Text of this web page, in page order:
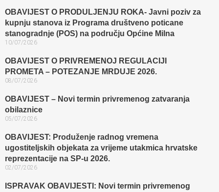
OBAVIJEST O PRODULJENJU ROKA- Javni poziv za
kupnju stanova iz Programa društveno poticane
stanogradnje (POS) na području Općine Milna
10/07/2026
OBAVIJEST O PRIVREMENOJ REGULACIJI
PROMETA – POTEZANJE MRDUJE 2026.
08/07/2026
OBAVIJEST – Novi termin privremenog zatvaranja
obilaznice​
05/07/2026
OBAVIJEST: Produženje radnog vremena
ugostiteljskih objekata za vrijeme utakmica hrvatske
reprezentacije na SP-u 2026.
02/07/2026
ISPRAVAK OBAVIJESTI: Novi termin privremenog